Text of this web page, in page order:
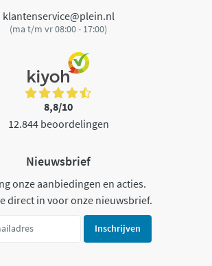
klantenservice@plein.nl
(ma t/m vr 08:00 - 17:00)
8,8/10
12.844 beoordelingen
Nieuwsbrief
onze aanbiedingen en acties.
direct in voor onze nieuwsbrief.
Inschrijven